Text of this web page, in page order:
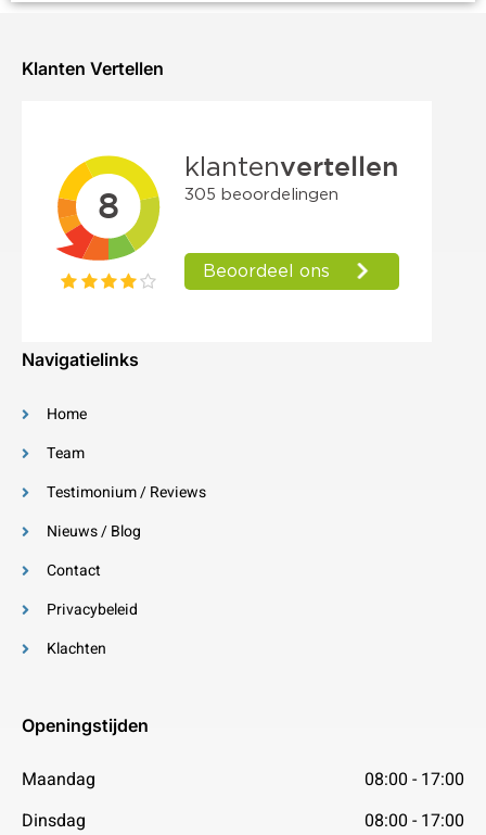
Klanten Vertellen
Navigatielinks
Home
Team
Testimonium / Reviews
Nieuws / Blog
Contact
Privacybeleid
Klachten
Openingstijden
Maandag
08:00 - 17:00
Dinsdag
08:00 - 17:00